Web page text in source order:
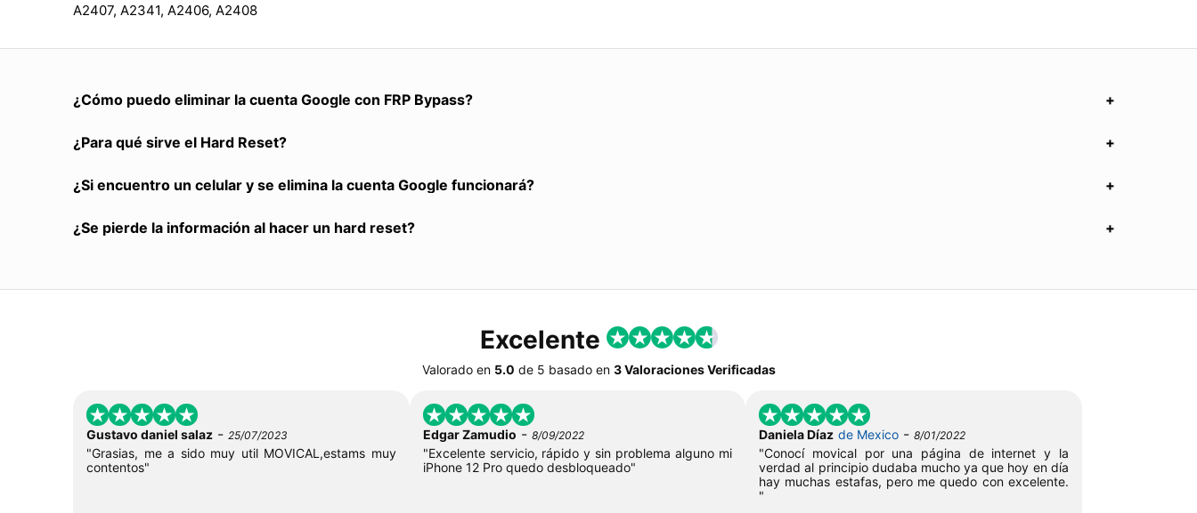
A2407, A2341, A2406, A2408
¿Cómo puedo eliminar la cuenta Google con FRP Bypass?
¿Para qué sirve el Hard Reset?
¿Si encuentro un celular y se elimina la cuenta Google funcionará?
¿Se pierde la información al hacer un hard reset?
Excelente
Valorado en 5.0 de 5 basado en 3 Valoraciones Verificadas
Gustavo daniel salaz - 25/07/2023
"Grasias, me a sido muy util MOVICAL,estams muy
contentos"
Edgar Zamudio - 8/09/2022
"Excelente servicio, rápido y sin problema alguno mi
iPhone 12 Pro quedo desbloqueado"
Daniela Díaz de Mexico -8/01/2022
"Conocí movical por una página de internet y la
verdad al principio dudaba mucho ya que hoy en día
hay muchas estafas, pero me quedo con excelente.
"